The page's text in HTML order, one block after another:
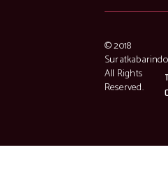
© 2018
All Rights
Reserved.